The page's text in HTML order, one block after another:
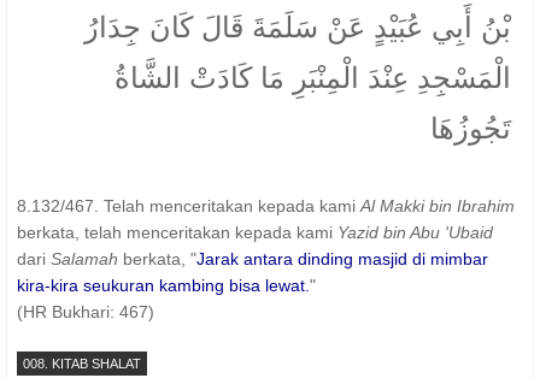
بْنُ أَبِي عُبَيْدٍ عَنْ سَلَمَةَ قَالَ كَانَ جِدَارُ
الْمَسْجِدِ عِنْدَ الْمِنْبَرِ مَا كَادَتْ الشَّاةُ
تَجُوزُهَا
8.132/467. Telah menceritakan kepada kami Al Makki bin Ibrahim
berkata, telah menceritakan kepada kami Yazid bin Abu 'Ubaid
dari Salamah berkata, "Jarak antara dinding masjid di mimbar
kira-kira seukuran kambing bisa lewat. "
(HR Bukhari: 467)
008. KITAB SHALAT